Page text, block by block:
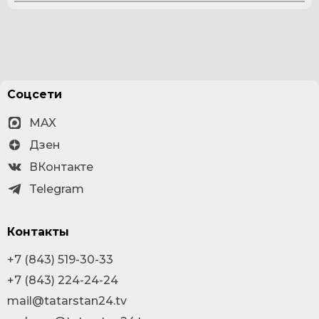
Соцсети
MAX
Дзен
ВКонтакте
Telegram
Контакты
+7 (843) 519-30-33
+7 (843) 224-24-24
mail@tatarstan24.tv